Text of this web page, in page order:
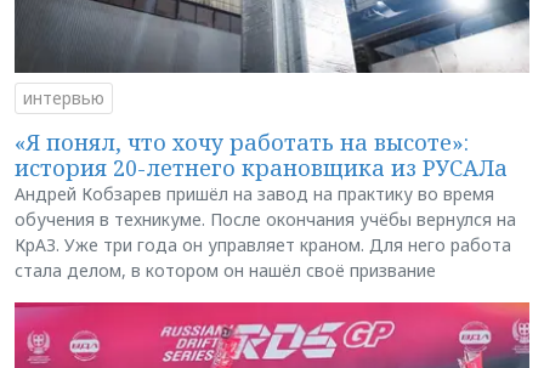
интервью
«Я понял, что хочу работать на высоте»:
история 20-летнего крановщика из РУСАЛа
Андрей Кобзарев пришёл на завод на практику во время
обучения в техникуме. После окончания учёбы вернулся на
КрАЗ. Уже три года он управляет краном. Для него работа
стала делом, в котором он нашёл своё призвание